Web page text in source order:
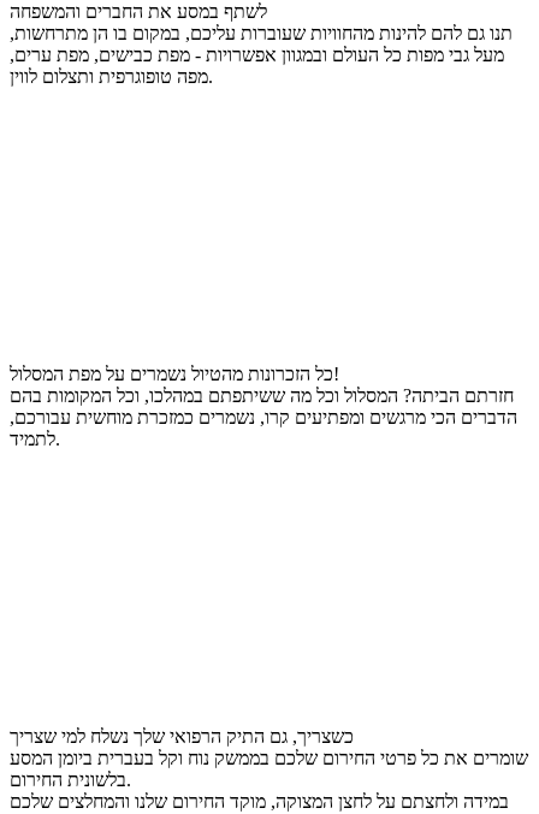
לשתף במסע את החברים והמשפחה
תנו גם להם להינות מהחוויות שעוברות עליכם, במקום בו הן מתרחשות,
מעל גבי מפות כל העולם ובמגוון אפשרויות - מפת כבישים, מפת ערים,
מפה טופוגרפית ותצלום לווין.
כל הזכרונות מהטיול נשמרים על מפת המסלול!
חזרתם הביתה? המסלול וכל מה ששיתפתם במהלכו, וכל המקומות בהם
הדברים הכי מרגשים ומפתיעים קרו, נשמרים כמזכרת מוחשית עבורכם,
לתמיד.
כשצריך, גם התיק הרפואי שלך נשלח למי שצריך
שומרים את כל פרטי החירום שלכם בממשק נוח וקל בעברית ביומן המסע
בלשונית החירום.
במידה ולחצתם על לחצן המצוקה, מוקד החירום שלנו והמחלצים שלכם